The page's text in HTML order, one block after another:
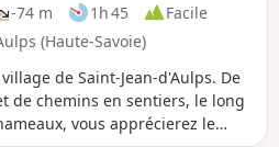
-74 m 1h 45
Facile
(Haute-Savoie)
de Saint-Jean-d'Aulps. De
de chemins en sentiers, le long
vous apprécierez le